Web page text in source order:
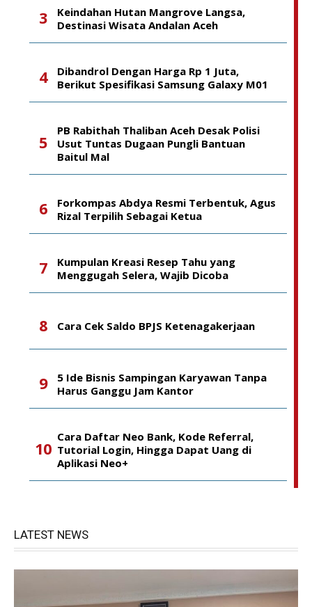
Keindahan Hutan Mangrove Langsa,
Destinasi Wisata Andalan Aceh
Dibandrol Dengan Harga Rp 1 Juta,
Berikut Spesifikasi Samsung Galaxy M01
PB Rabithah Thaliban Aceh Desak Polisi
Usut Tuntas Dugaan Pungli Bantuan
Baitul Mal
Forkompas Abdya Resmi Terbentuk, Agus
Rizal Terpilih Sebagai Ketua
Kumpulan Kreasi Resep Tahu yang
Menggugah Selera, Wajib Dicoba
Cara Cek Saldo BPJS Ketenagakerjaan
5 Ide Bisnis Sampingan Karyawan Tanpa
Harus Ganggu Jam Kantor
Cara Daftar Neo Bank, Kode Referral,
Tutorial Login, Hingga Dapat Uang di
Aplikasi Neo+
LATEST NEWS